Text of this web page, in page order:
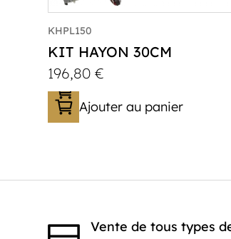
KHPL150
KIT HAYON 30CM
196,80€
Ajouter au panier
Vente de tous types